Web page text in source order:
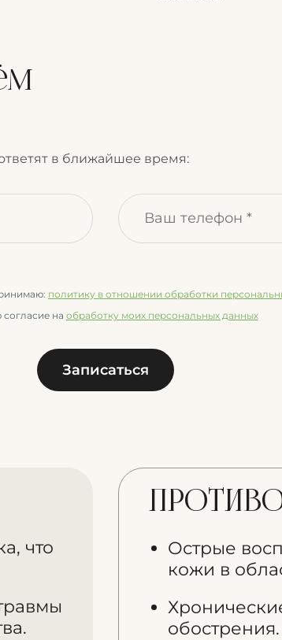
в ближайшее время:
политику в отношении обработки
на обработку моих персональных данных
Записаться
что
Острые
кожи в
обострения.